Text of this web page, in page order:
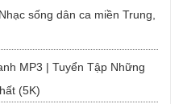
sống dân ca miền Trung,
MP3 | Tuyển Tập Những
(5K)